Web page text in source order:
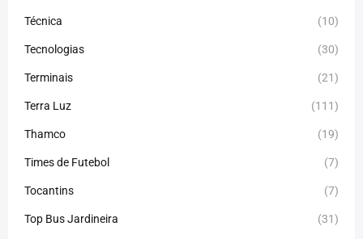
Técnica (10)
Tecnologias (30)
Terminais (21)
Terra Luz (111)
Thamco (19)
Times de Futebol (7)
Tocantins (7)
Top Bus Jardineira (31)